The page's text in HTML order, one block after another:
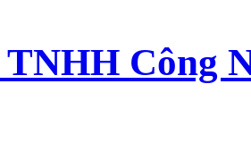
TNHH Công